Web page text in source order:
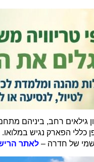
רחב, ביניהם
כללי הפארק נגיש
של חדרה – לאתר